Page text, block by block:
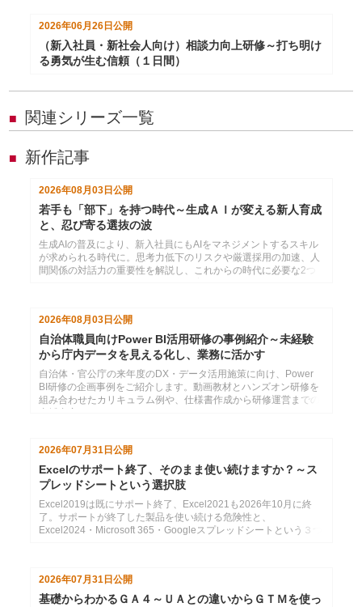
2026年06月26日公開
（新入社員・新社会人向け）相談力向上研修～打ち明け
る勇気が生む信頼（１日間）
■ 関連シリーズ一覧
■ 新作記事
2026年08月03日公開
若手も「部下」を持つ時代～生成ＡＩが変える新人育成
と、忍び寄る選抜の波
生成AIの普及により、新入社員にもAIをマネジメントするスキル
が求められる時代に。思考力低下のリスクや厳選採用の加速、人
間関係の対話力の重要性を解説し、これからの時代に必要な2つ
2026年08月03日 公開
自治体職員向けPower BI活用研修の事例紹介～未経験
から庁内データを見える化し、業務に活かす
自治体・官公庁の来年度のDX・データ活用施策に向け、Power
BI研修の企画事例をご紹介します。動画教材とハンズオン研修を
組み合わせたカリキュラム例や、仕様書作成から研修運営までの
2026年07月31日公開
Excelのサポート終了、そのまま使い続けますか？～ス
プレッドシートという選択肢
Excel2019は既にサポート終了、Excel2021も2026年10月に終
了。サポートが終了した製品を使い続ける危険性と、
Excel2024・Microsoft 365・Googleスプレッドシートという３つ
2026年07月31日 公開
基礎からわかるＧＡ４～ＵＡとの違いからＧＴＭを使っ